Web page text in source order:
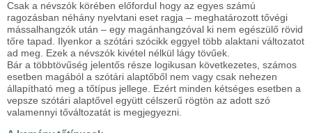
Csak a névszók körében előfordul hogy az egyes számú
ragozásban néhány nyelvtani eset ragja – meghatározott tővégi
mássalhangzók után – egy magánhangzóval ki nem egészülő rövid
tőre tapad. Ilyenkor a szótári szócikk eggyel több alaktani változatot
ad meg. Ezek a névszók kivétel nélkül lágy tövűek.
Bár a többtövűség jelentős része logikusan következetes, számos
esetben magából a szótári alaptőből nem vagy csak nehezen
állapítható meg a tőtípus jellege. Ezért minden kétséges esetben a
vepsze szótári alaptővel együtt célszerű rögtön az adott szó
valamennyi tőváltozatát is megjegyezni.